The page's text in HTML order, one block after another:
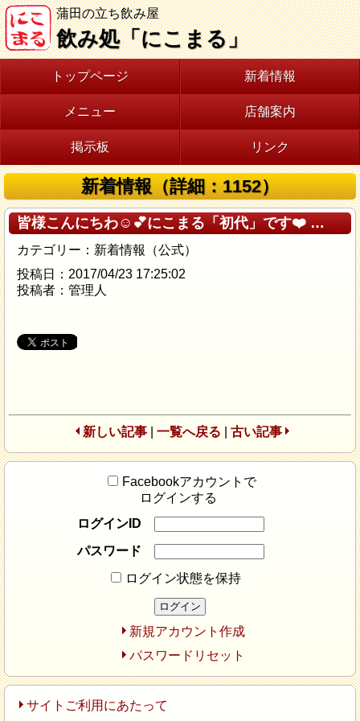
蒲田の立ち飲み屋
飲み処「にこまる」
トップページ 新着情報
メニュー 店舗案内
掲示板 リンク
新着情報（詳細：1152）
皆様こんにちわ☺️💕にこまる「初代」です❤️ …
カテゴリー：新着情報（公式）
投稿日：2017/04/23 17:25:02
投稿者：管理人
新しい記事| 一覧へ戻る 古い記事
Facebookアカウントで
ログインする
ログインID
パスワード
ログイン状態を保持
新規アカウント作成
パスワードリセット
サイトご利用にあたって